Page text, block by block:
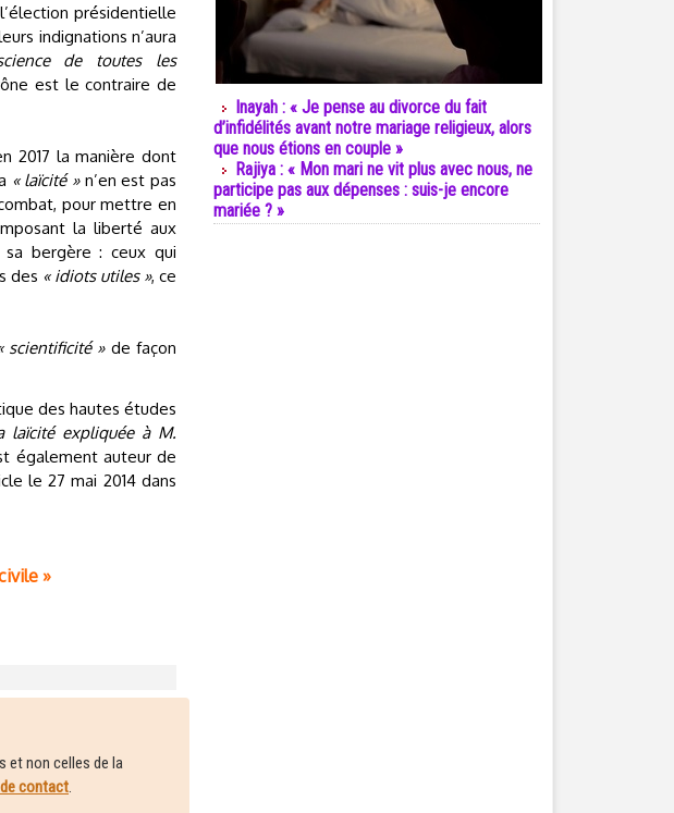
présidentielle
indignations n’aura
de toutes les
est le contraire de
2017 la manière dont
« laïcité »n’en est pas
pour mettre en
la liberté aux
bergère : ceux qui
des « idiots utiles », ce
scientificité »de façon
des hautes études
laïcité expliquée à M.
également auteur de
le 27 mai 2014 dans
»
et non celles de la
contact.
Inayah : « Je pense au divorce du fait
d’infidélités avant notre mariage religieux, alors
que nous étions en couple »
Rajiya : « Mon mari ne vit plus avec nous, ne
participe pas aux dépenses : suis-je encore
mariée ? »